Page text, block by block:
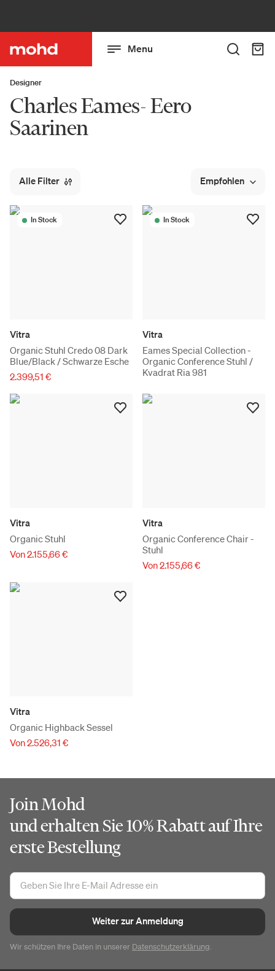
Menu
Designer
Charles Eames- Eero
Saarinen
Alle Filter Empfohlen
In Stock
Vitra
Organic Stuhl Credo 08 Dark
Blue/Black / Schwarze Esche
2.399,51 €
In Stock
Vitra
Eames Special Collection -
Organic Conference Stuhl /
Kvadrat Ria 981
Vitra
Organic Stuhl
Von 2.155,66 €
Vitra
Organic Conference Chair -
Stuhl
Von 2.155,66 €
Vitra
Organic Highback Sessel
Von 2.526,31 €
Join Mohd
und erhalten Sie 10% Rabatt auf Ihre
erste Bestellung
Weiter zur Anmeldung
Wir schützen Ihre Daten in unserer Datenschutzerklärung.